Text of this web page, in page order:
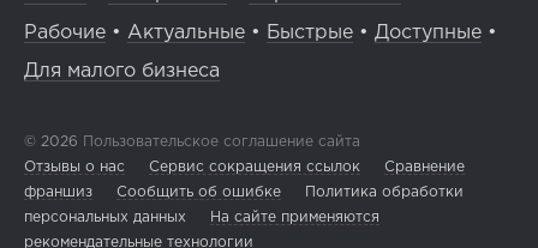
Рабочие • Актуальные • Быстрые • Доступные •
Для малого бизнеса
© 2026 Пользовательское соглашение сайта
Отзывы о нас
Сервис сокращения ссылок
Сравнение
франшиз
Сообщить об ошибке
Политика обработки
персональных данных
На сайте применяются
рекомендательные технологии